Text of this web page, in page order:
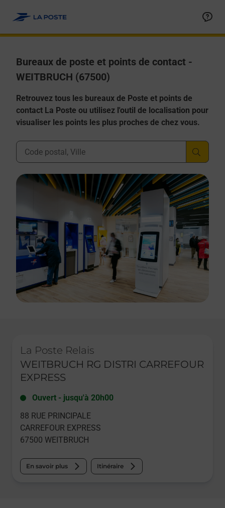
Bureaux de poste et points de contact -
WEITBRUCH (67500)
Retrouvez tous les bureaux de Poste et points de
contact La Poste ou utilisez l'outil de localisation pour
visualiser les points les plus proches de chez vous.
Ville, Département, Code Postal
La Poste Relais
WEITBRUCH RG DISTRI CARREFOUR
EXPRESS
Ouvert - jusqu'à 20h00
88 RUE PRINCIPALE
CARREFOUR EXPRESS
67500 WEITBRUCH
En savoir plus Itinéraire